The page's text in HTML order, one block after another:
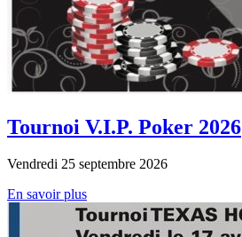
Tournoi V.I.P. Poker 2026
Vendredi 25 septembre 2026
En savoir plus